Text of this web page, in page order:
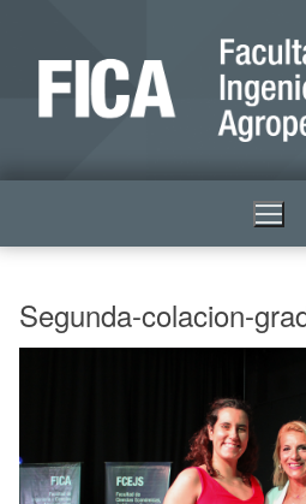
Segunda-colacion-